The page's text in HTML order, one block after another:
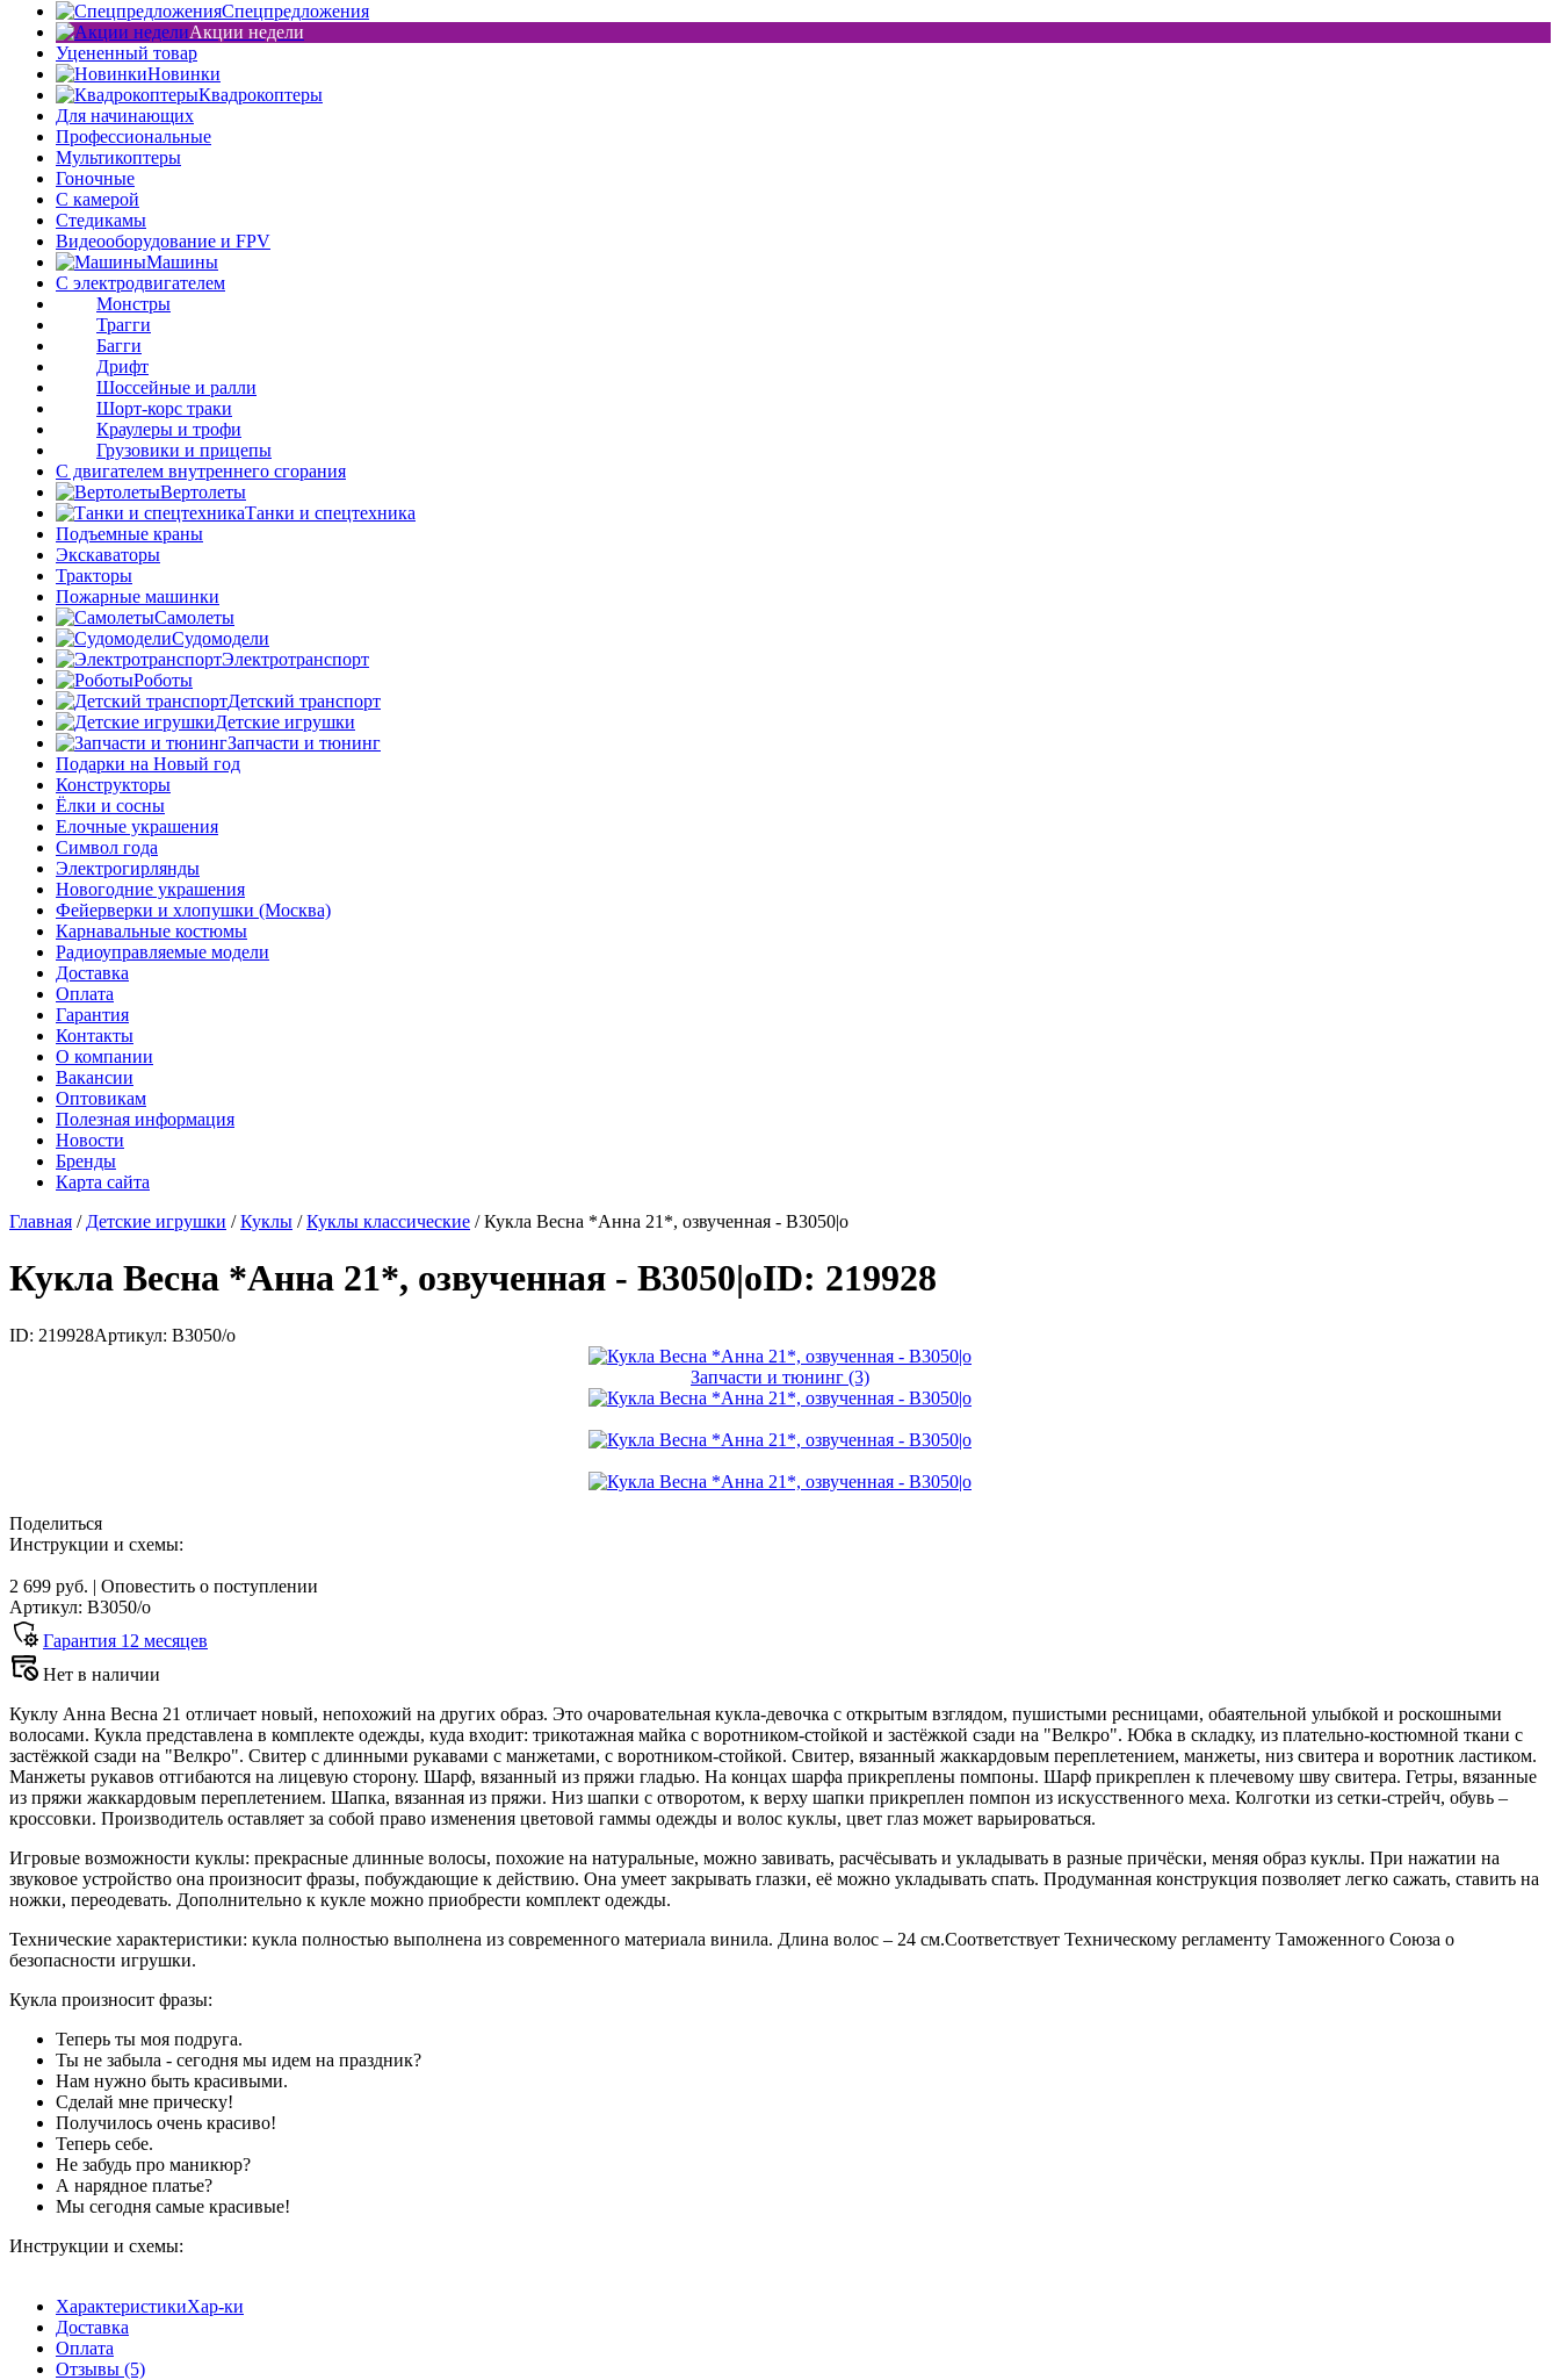
Спецпредложения
Акции недели
Уцененный товар
Новинки
Квадрокоптеры
Для начинающих
Профессиональные
Мультикоптеры
Гоночные
C камерой
Стедикамы
Видеооборудование и FPV
Машины
С электродвигателем
Монстры
Трагги
Багги
Дрифт
Шоссейные и ралли
Шорт-корс траки
Краулеры и трофи
Грузовики и прицепы
С двигателем внутреннего сгорания
Вертолеты
Танки и спецтехника
Подъемные краны
Экскаваторы
Тракторы
Пожарные машинки
Самолеты
Судомодели
Электротранспорт
Роботы
Детский транспорт
Детские игрушки
Запчасти и тюнинг
Подарки на Новый год
Конструкторы
Ёлки и сосны
Елочные украшения
Символ года
Электрогирлянды
Новогодние украшения
Фейерверки и хлопушки (Москва)
Карнавальные костюмы
Радиоуправляемые модели
Доставка
Оплата
Гарантия
Контакты
О компании
Вакансии
Оптовикам
Полезная информация
Новости
Бренды
Карта сайта
Главная / Детские игрушки /Куклы /Куклы классические /Кукла Весна *Анна 21*, озвученная - В3050|о
Кукла Весна *Анна 21*, озвученная - В3050|оID: 219928
ID: 219928Артикул: В3050/о
Запчасти и тюнинг (3)
Поделиться
Инструкции и схемы:
2 699 руб. | Оповестить о поступлении
Артикул: В3050/о
Гарантия 12 месяцев
Нет в наличии
Куклу Анна Весна 21 отличает новый, непохожий на других образ. Это очаровательная кукла-девочка с открытым взглядом, пушистыми ресницами, обаятельной улыбкой и роскошными
волосами. Кукла представлена в комплекте одежды, куда входит: трикотажная майка с воротником-стойкой и застёжкой сзади на "Велкро". Юбка в складку, из плательно-костюмной ткани с
застёжкой сзади на "Велкро". Свитер с длинными рукавами с манжетами, с воротником-стойкой. Свитер, вязанный жаккардовым переплетением, манжеты, низ свитера и воротник ластиком.
Манжеты рукавов отгибаются на лицевую сторону. Шарф, вязанный из пряжи гладью. На концах шарфа прикреплены помпоны. Шарф прикреплен к плечевому шву свитера. Гетры, вязанные
из пряжи жаккардовым переплетением. Шапка, вязанная из пряжи. Низ шапки с отворотом, к верху шапки прикреплен помпон из искусственного меха. Колготки из сетки-стрейч, обувь –
кроссовки. Производитель оставляет за собой право изменения цветовой гаммы одежды и волос куклы, цвет глаз может варьироваться.
Игровые возможности куклы: прекрасные длинные волосы, похожие на натуральные, можно завивать, расчёсывать и укладывать в разные причёски, меняя образ куклы. При нажатии на
звуковое устройство она произносит фразы, побуждающие к действию. Она умеет закрывать глазки, её можно укладывать спать. Продуманная конструкция позволяет легко сажать, ставить на
ножки, переодевать. Дополнительно к кукле можно приобрести комплект одежды.
Технические характеристики: кукла полностью выполнена из современного материала винила. Длина волос – 24 см.Соответствует Техническому регламенту Таможенного Союза о
безопасности игрушки.
Кукла произносит фразы:
Теперь ты моя подруга.
Ты не забыла - сегодня мы идем на праздник?
Нам нужно быть красивыми.
Сделай мне прическу!
Получилось очень красиво!
Теперь себе.
Не забудь про маникюр?
А нарядное платье?
Мы сегодня самые красивые!
Инструкции и схемы:
ХарактеристикиХар-ки
Доставка
Оплата
Отзывы (5)